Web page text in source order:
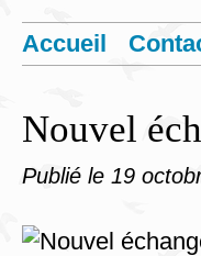
Accueil
Nouvel
Publié le 19